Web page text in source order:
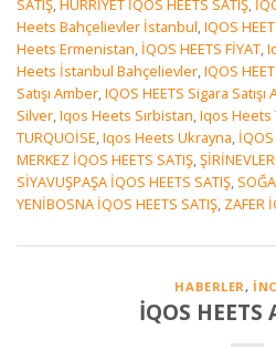
SATIŞ,HÜRRİYET İQOS HEETS SATIŞ,
Heets Bahçelievler İstanbul,IQOS
Heets Ermenistan, İQOS HEETS FİYAT,
Heets İstanbul Bahçelievler,IQOS
Satışı Amber,IQOS HEETS Sigara
Silver,Iqos Heets Sırbistan,Iqos Heets
TURQUOİSE,Iqos Heets Ukrayna, İQOS
MERKEZ İQOS HEETS SATIŞ,
SİYAVUŞPAŞA İQOS HEETS SATIŞ,
YENİBOSNA İQOS HEETS SATIŞ, ZAFER
HABERLER,
İQOS HEETS